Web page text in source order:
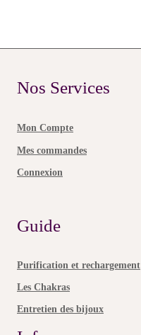
Nos Services
Mon Compte
Mes commandes
Connexion
Guide
Purification et rechargement
Les Chakras
Entretien des bijoux